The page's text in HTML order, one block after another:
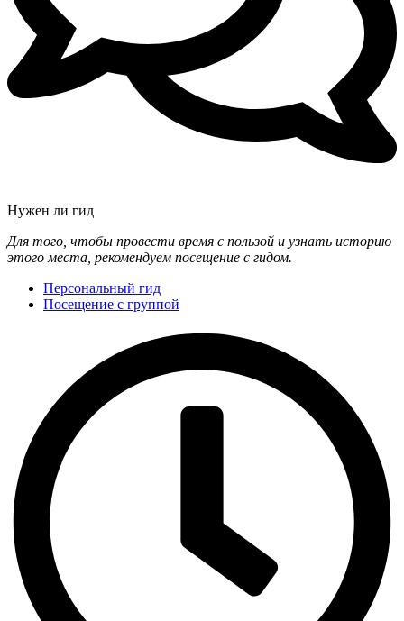
Нужен ли гид
Для того, чтобы провести время с пользой и узнать историю
этого места, рекомендуем посещение с гидом.
Персональный гид
Посещение с группой